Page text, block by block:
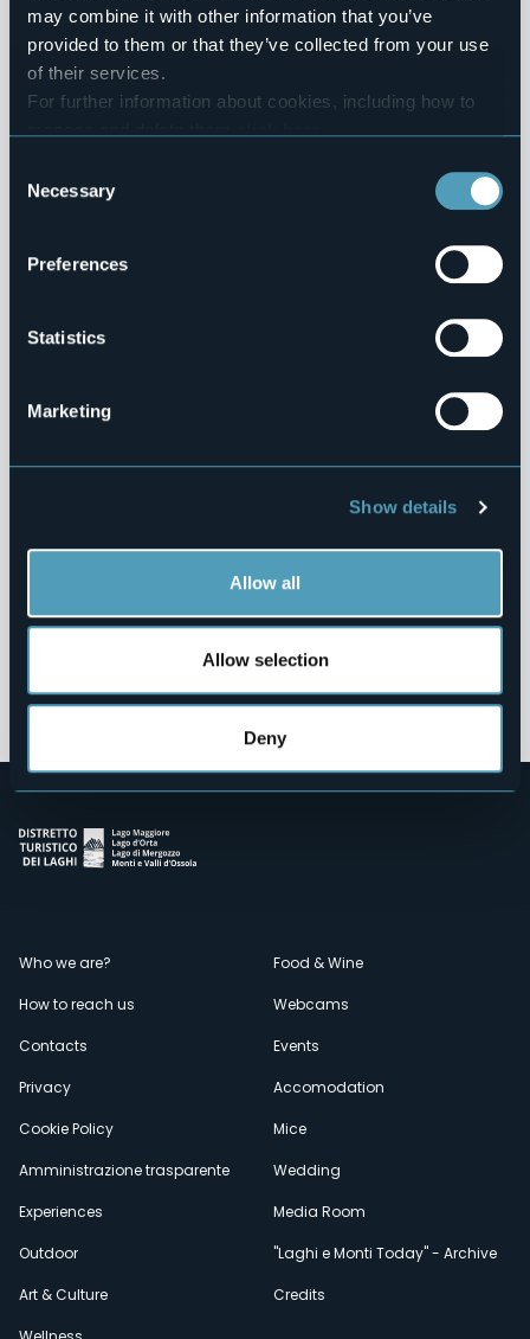
may combine it with other information that you’ve
provided to them or that they’ve collected from your use
of their services.
For further information about cookies, including how to
Selection
Necessary
Preferences
Statistics
Marketing
Show details
Allow all
Allow selection
Deny
Sovvenzioni, Contributi, Sussidi, Vantaggi Economici
Bilanci
Pagamenti dell'Amministrazione
Opere Pubbliche
Contributi Enti Pubblici ex L. 124/2017
Menù
secondario
Who we are?
How to reach us
Contacts
Privacy
Cookie Policy
Amministrazione trasparente
Experiences
Outdoor
Art & Culture
Food & Wine
Webcams
Events
Accomodation
Mice
Wedding
Media Room
"Laghi e Monti Today" - Archive
Credits